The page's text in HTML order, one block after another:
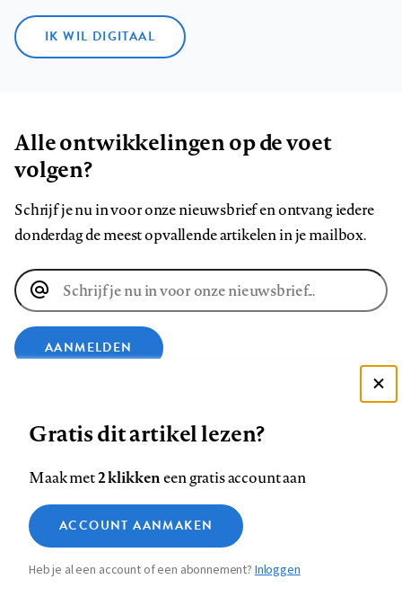
IK WIL DIGITAAL
Alle ontwikkelingen op de voet
volgen?
Schrijf je nu in voor onze nieuwsbrief en ontvang iedere
donderdag de meest opvallende artikelen in je mailbox.
E-
mailadres
AANMELDEN
op
Facebook
op
LinkedIn
op
Bluesky
ons
op
InstagramYouTube
Footer
Contact Colofon Disclaimer Privacy
Medische vragen verdienen
betrouwbare antwoorden
Gratis dit artikel lezen?
Maak met2 klikkeneen gratis account aan
ACCOUNT AANMAKEN
Heb je al een account of een abonnement?Inloggen
Zie onze cookie policy
Analytische cookies
Marketing cookies